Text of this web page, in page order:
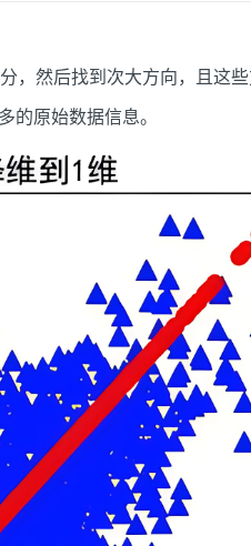
，然后找到次大方向，且这些
的原始数据信息。